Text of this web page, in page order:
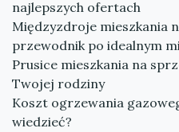
najlepszych ofertach
Międzyzdroje mieszkania
przewodnik po idealnym
Prusice mieszkania na
Twojej rodziny
Koszt ogrzewania
wiedzieć?